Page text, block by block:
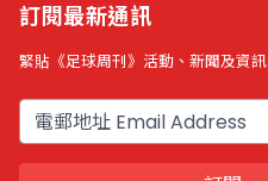
訂閱最新通訊
緊貼《足球周刊》活動、新聞及資訊
電郵